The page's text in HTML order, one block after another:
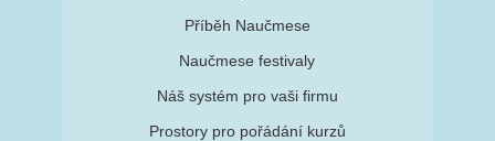
Příběh Naučmese
Naučmese festivaly
Náš systém pro vaši firmu
Prostory pro pořádání kurzů